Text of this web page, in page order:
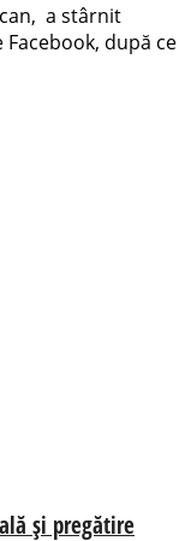
a stârnit
după ce
și pregătire